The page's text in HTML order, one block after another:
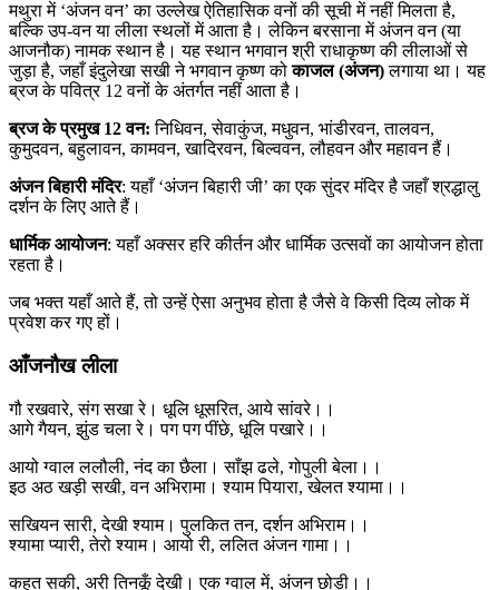
मथुरा में ‘अंजन वन’ का उल्लेख ऐतिहासिक वनों की सूची में नहीं मिलता है,
बल्कि उप-वन या लीला स्थलों में आता है। लेकिन बरसाना में अंजन वन (या
आजनौक) नामक स्थान है। यह स्थान भगवान श्री राधाकृष्ण की लीलाओं से
जुड़ा है, जहाँ इंदुलेखा सखी ने भगवान कृष्ण कोकाजल (अंजन)लगाया था। यह
ब्रज के पवित्र 12 वनों के अंतर्गत नहीं आता है।
ब्रज के प्रमुख 12 वन: निधिवन, सेवाकुंज, मधुवन, भांडीरवन, तालवन,
कुमुदवन, बहुलावन, कामवन, खादिरवन, बिल्ववन, लौहवन और महावन हैं।
अंजन बिहारी मंदिर: यहाँ ‘अंजन बिहारी जी’ का एक सुंदर मंदिर है जहाँ श्रद्धालु
दर्शन के लिए आते हैं।
धार्मिक आयोजन: यहाँ अक्सर हरि कीर्तन और धार्मिक उत्सवों का आयोजन होता
रहता है।
जब भक्त यहाँ आते हैं, तो उन्हें ऐसा अनुभव होता है जैसे वे किसी दिव्य लोक में
प्रवेश कर गए हों।
आँजनौख लीला
गौ रखवारे, संग सखा रे। धूलि धूसरित, आये सांवरे।।
आगे गैयन, झुंड चला रे। पग पग पींछे, धूलि पखारे।।
आयो ग्वाल ललौली, नंद का छैला। साँझ ढले, गोपुली बेला।।
इठ अठ खड़ी सखी, वन अभिरामा। श्याम पियारा, खेलत श्यामा।।
सखियन सारी, देखी श्याम। पुलकित तन, दर्शन अभिराम।।
श्यामा प्यारी, तेरो श्याम। आयो री, ललित अंजन गामा।।
कहत सकी, अरी तिनकूँ देखी। एक ग्वाल में, अंजन छोड़ी।।